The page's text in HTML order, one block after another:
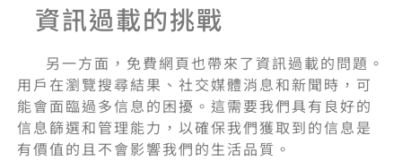
資訊過載的挑戰
另一方面，免費網頁也帶來了資訊過載的問題。
用戶在瀏覽搜尋結果、社交媒體消息和新聞時，可
能會面臨過多信息的困擾。這需要我們具有良好的
信息篩選和管理能力，以確保我們獲取到的信息是
有價值的且不會影響我們的生活品質。